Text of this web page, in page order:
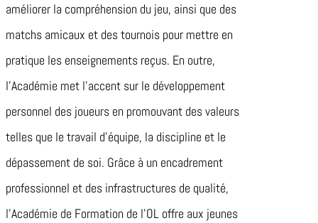
améliorer la compréhension du jeu, ainsi que des
matchs amicaux et des tournois pour mettre en
pratique les enseignements reçus. En outre,
l’Académie met l’accent sur le développement
personnel des joueurs en promouvant des valeurs
telles que le travail d’équipe, la discipline et le
dépassement de soi. Grâce à un encadrement
professionnel et des infrastructures de qualité,
l’Académie de Formation de l’OL offre aux jeunes